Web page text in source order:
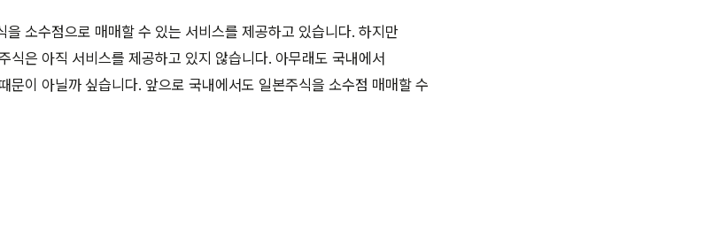
소수점으로 매매할 수 있는 서비스를 제공하고 있습니다. 하지만
식은 아직 서비스를 제공하고 있지 않습니다. 아무래도 국내에서
문이 아닐까 싶습니다. 앞으로 국내에서도 일본주식을 소수점 매매할 수